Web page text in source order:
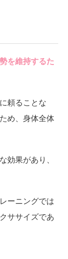
を維持するた
頼ることな
め、身体全体
効果があり、
ーニングでは
ササイズであ